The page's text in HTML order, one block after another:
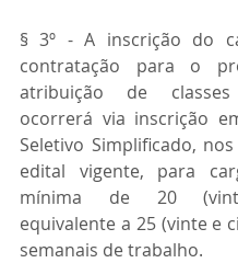
§ 3º - A inscrição do
contratação para o
atribuição de
ocorrerá via inscrição
Seletivo Simplificado,
edital vigente, para
mínima de 20
equivalente a 25 (vinte e
semanais de trabalho.